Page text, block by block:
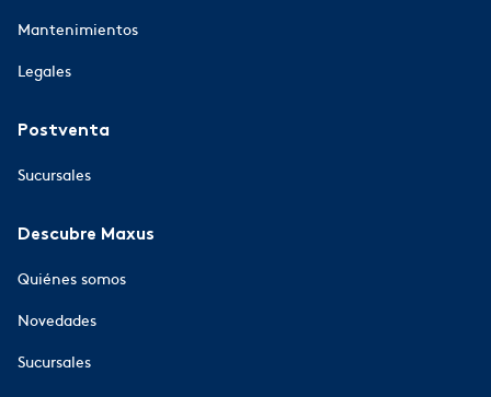
Mantenimientos
Legales
Postventa
Sucursales
Descubre Maxus
Quiénes somos
Novedades
Sucursales